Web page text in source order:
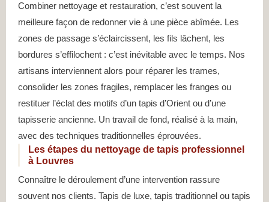
Combiner nettoyage et restauration, c’est souvent la
meilleure façon de redonner vie à une pièce abîmée. Les
zones de passage s’éclaircissent, les fils lâchent, les
bordures s’effilochent : c’est inévitable avec le temps. Nos
artisans interviennent alors pour réparer les trames,
consolider les zones fragiles, remplacer les franges ou
restituer l’éclat des motifs d’un tapis d’Orient ou d’une
tapisserie ancienne. Un travail de fond, réalisé à la main,
avec des techniques traditionnelles éprouvées.
Les étapes du nettoyage de tapis professionnel
à Louvres
Connaître le déroulement d’une intervention rassure
souvent nos clients. Tapis de luxe, tapis traditionnel ou tapis